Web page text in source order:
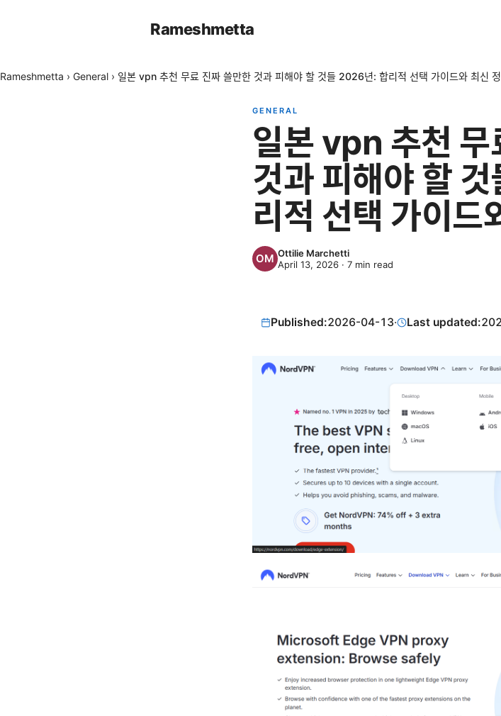
Rameshmetta
Rameshmetta › General › 일본 vpn 추천 무료 진짜 쓸만한 것과 피해야 할 것들 2026년: 합리적 선택 가이드와 최신
GENERAL
일본 vpn 추천 무
것과 피해야 할
리적 선택 가이드
Ottilie Marchetti
April 13, 2026 · 7 min read
Published:2026-04-13· Last updated: